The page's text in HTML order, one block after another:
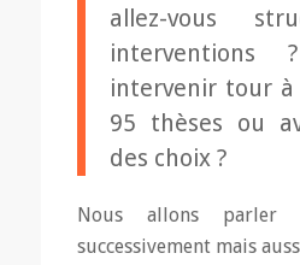
allez-vous
interventions
intervenir tour
95 thèses ou
des choix ?
Nous allons
successivement mais